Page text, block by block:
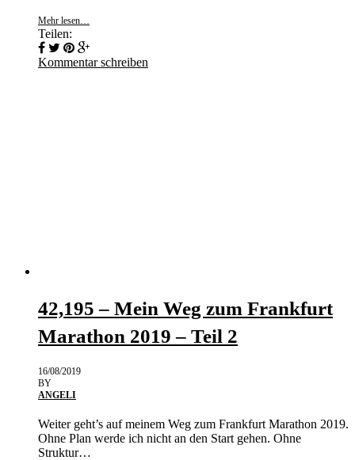
Mehr lesen…
Teilen:
Kommentar schreiben
42,195 – Mein Weg zum Frankfurt
Marathon 2019 – Teil 2
16/08/2019
BY
ANGELI
Weiter geht’s auf meinem Weg zum Frankfurt Marathon 2019.
Ohne Plan werde ich nicht an den Start gehen. Ohne
Struktur…